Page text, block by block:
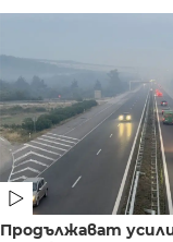
Продължават